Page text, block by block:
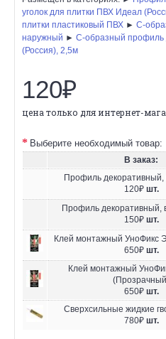
уголок для плитки ПВХ Идеал
плитки пластиковый ПВХ ► C-
наружный ► C-образный профиль
(Россия), 2,5м
120₽
цена только для интернет-
Выберите необходимый товар:
В заказ:
Профиль
120₽ шт.
Профиль декоративный,
150₽ шт.
Клей монтажный УноФикс
650₽ шт.
Клей монтажный
650₽ шт.
Сверхсильные жидкие
780₽ шт.